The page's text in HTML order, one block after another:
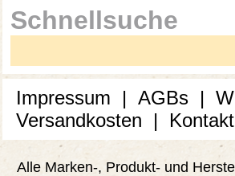
Schnellsuche
Impressum | AGBs |
Versandkosten
| Kontakt
Alle Marken-, Produkt- und